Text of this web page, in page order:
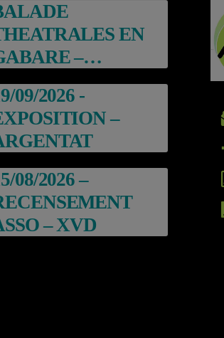
EN
–
09/2026 -
–
08/2026 –
– XVD